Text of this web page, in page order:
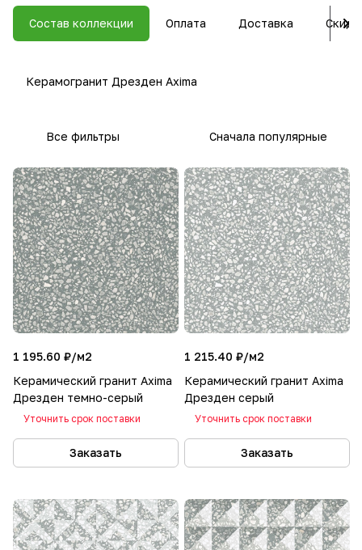
Состав коллекции Оплата Доставка
Керамогранит Дрезден Axima
Все фильтры Сначала популярные
1 195.60 ₽/м2
Керамический гранит Axima
Дрезден темно-серый
Уточнить срок поставки
Заказать
1 215.40 ₽/м2
Керамический гранит Axima
Дрезден серый
Уточнить срок поставки
Заказать